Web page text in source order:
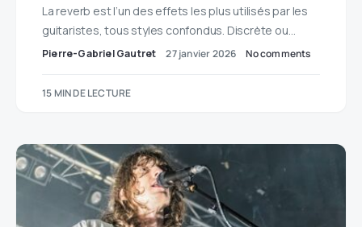
La reverb est l’un des effets les plus utilisés par les
guitaristes, tous styles confondus. Discrète ou…
Pierre-Gabriel Gautret 27 janvier 2026 No comments
15 MIN DE LECTURE